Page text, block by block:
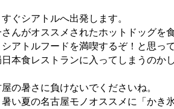
すぐシアトルへ出発します。
んがオススメされたホットドッグを
アトルフードを満喫するぞ！と思っ
本食レストランに入ってしまうのか
の暑さに負けないでくださいね。
暑い夏の名古屋モノオススメに「かき